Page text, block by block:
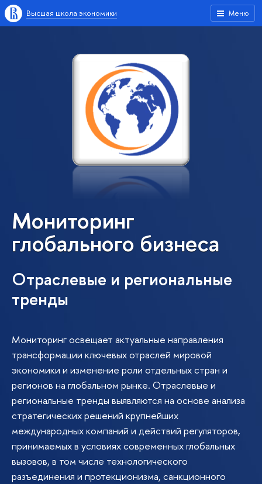
Меню
Высшая школа экономики
Мониторинг
глобального бизнеса
Отраслевые и региональные
тренды
Мониторинг освещает актуальные направления
трансформации ключевых отраслей мировой
экономики и изменение роли отдельных стран и
регионов на глобальном рынке. Отраслевые и
региональные тренды выявляются на основе анализа
стратегических решений крупнейших
международных компаний и действий регуляторов,
принимаемых в условиях современных глобальных
вызовов, в том числе технологического
разъединения и протекционизма, санкционного